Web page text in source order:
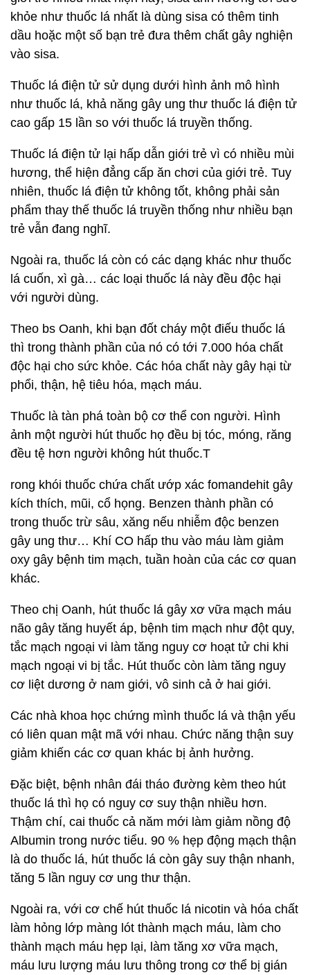
khỏe như thuốc lá nhất là dùng sisa có thêm tinh
dầu hoặc một số bạn trẻ đưa thêm chất gây nghiện
vào sisa.
Thuốc lá điện tử sử dụng dưới hình ảnh mô hình
như thuốc lá, khả năng gây ung thư thuốc lá điện tử
cao gấp 15 lần so với thuốc lá truyền thống.
Thuốc lá điện tử lại hấp dẫn giới trẻ vì có nhiều mùi
hương, thể hiện đẳng cấp ăn chơi của giới trẻ. Tuy
nhiên, thuốc lá điện tử không tốt, không phải sản
phẩm thay thế thuốc lá truyền thống như nhiều bạn
trẻ vẫn đang nghĩ.
Ngoài ra, thuốc lá còn có các dạng khác như thuốc
lá cuốn, xì gà… các loại thuốc lá này đều độc hại
với người dùng.
Theo bs Oanh, khi bạn đốt cháy một điếu thuốc lá
thì trong thành phần của nó có tới 7.000 hóa chất
độc hại cho sức khỏe. Các hóa chất này gây hại từ
phổi, thận, hệ tiêu hóa, mạch máu.
Thuốc là tàn phá toàn bộ cơ thể con người. Hình
ảnh một người hút thuốc họ đều bị tóc, móng, răng
đều tệ hơn người không hút thuốc.T
rong khói thuốc chứa chất ướp xác fomandehit gây
kích thích, mũi, cổ họng. Benzen thành phần có
trong thuốc trừ sâu, xăng nếu nhiễm độc benzen
gây ung thư… Khí CO hấp thu vào máu làm giảm
oxy gây bệnh tim mạch, tuần hoàn của các cơ quan
khác.
Theo chị Oanh, hút thuốc lá gây xơ vữa mạch máu
não gây tăng huyết áp, bệnh tim mạch như đột quy,
tắc mạch ngoại vi làm tăng nguy cơ hoạt tử chi khi
mạch ngoại vi bị tắc. Hút thuốc còn làm tăng nguy
cơ liệt dương ở nam giới, vô sinh cả ở hai giới.
Các nhà khoa học chứng mình thuốc lá và thận yếu
có liên quan mật mã với nhau. Chức năng thận suy
giảm khiến các cơ quan khác bị ảnh hưởng.
Đặc biệt, bệnh nhân đái tháo đường kèm theo hút
thuốc lá thì họ có nguy cơ suy thận nhiều hơn.
Thậm chí, cai thuốc cả năm mới làm giảm nồng độ
Albumin trong nước tiểu. 90 % hẹp động mạch thận
là do thuốc lá, hút thuốc lá còn gây suy thận nhanh,
tăng 5 lần nguy cơ ung thư thận.
Ngoài ra, với cơ chế hút thuốc lá nicotin và hóa chất
làm hỏng lớp màng lót thành mạch máu, làm cho
thành mạch máu hẹp lại, làm tăng xơ vữa mạch,
máu lưu lượng máu lưu thông trong cơ thể bị gián